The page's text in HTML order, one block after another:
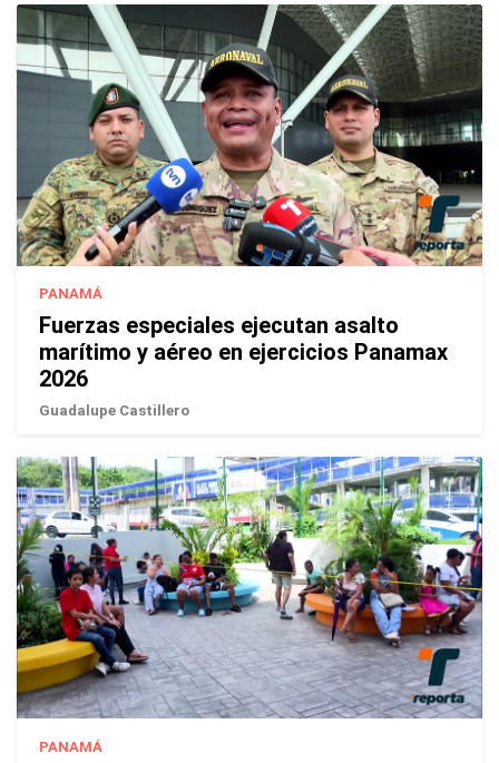
PANAMÁ
Fuerzas especiales ejecutan asalto
marítimo y aéreo en ejercicios Panamax
2026
Guadalupe Castillero
PANAMÁ